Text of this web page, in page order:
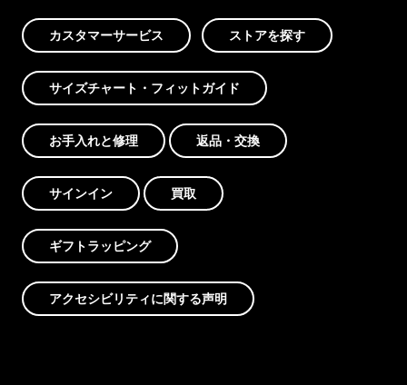
カスタマーサービス ストアを探す
サイズチャート・フィットガイド
お手入れと修理 返品・交換
サインイン 買取
ギフトラッピング
アクセシビリティに関する声明